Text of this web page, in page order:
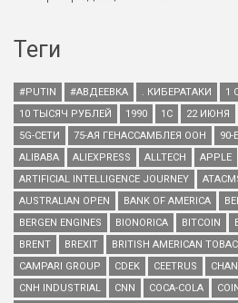
Теги
#PUTIN #АВДЕЕВКА . КИБЕРАТАКИ
1
10 ТЫСЯЧ РУБЛЕЙ
1990 1С 22 ИЮНЯ
5G-СЕТИ
75-АЯ ГЕНАССАМБЛЕЯ ООН 90-Е
ALIBABA
ALIEXPRESS ALLTECH APPLE
ARTIFICIAL INTELLIGENCE JOURNEY
AUSTRALIAN OPEN
BANK OF AMERICA
BERGEN ENGINES
BIONORICA BITCOIN
BRENT
BREXIT BRITISH AMERICAN
CAMPARI GROUP
CDEK CEETRUS
CNH INDUSTRIAL
CNN COCA-COLA